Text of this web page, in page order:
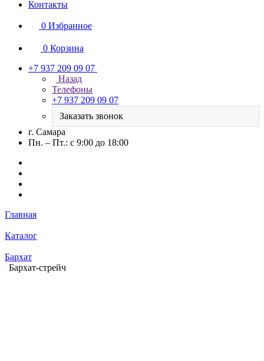
Контакты
0 Избранное
0 Корзина
+7 937 209 09 07
Назад
Телефоны
+7 937 209 09 07
Заказать звонок
г. Самара
Пн. – Пт.: с 9:00 до 18:00
Главная
Каталог
Бархат
Бархат-стрейч